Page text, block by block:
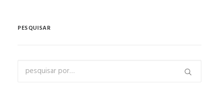
PESQUISAR